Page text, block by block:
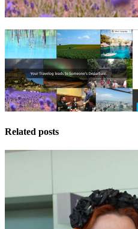
Related posts